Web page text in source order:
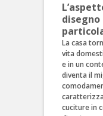
La casa
vita
e in un
diventa il
cuciture in